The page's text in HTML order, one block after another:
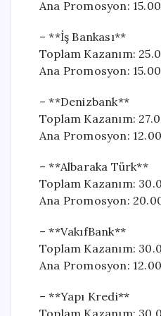
Ana Promosyon:
– **İş Bankası**
Toplam Kazanım:
Ana Promosyon:
– **Denizbank**
Toplam Kazanım:
Ana Promosyon:
– **Albaraka Türk**
Toplam Kazanım:
Ana Promosyon:
– **VakıfBank**
Toplam Kazanım:
Ana Promosyon:
– **Yapı Kredi**
Toplam Kazanım: